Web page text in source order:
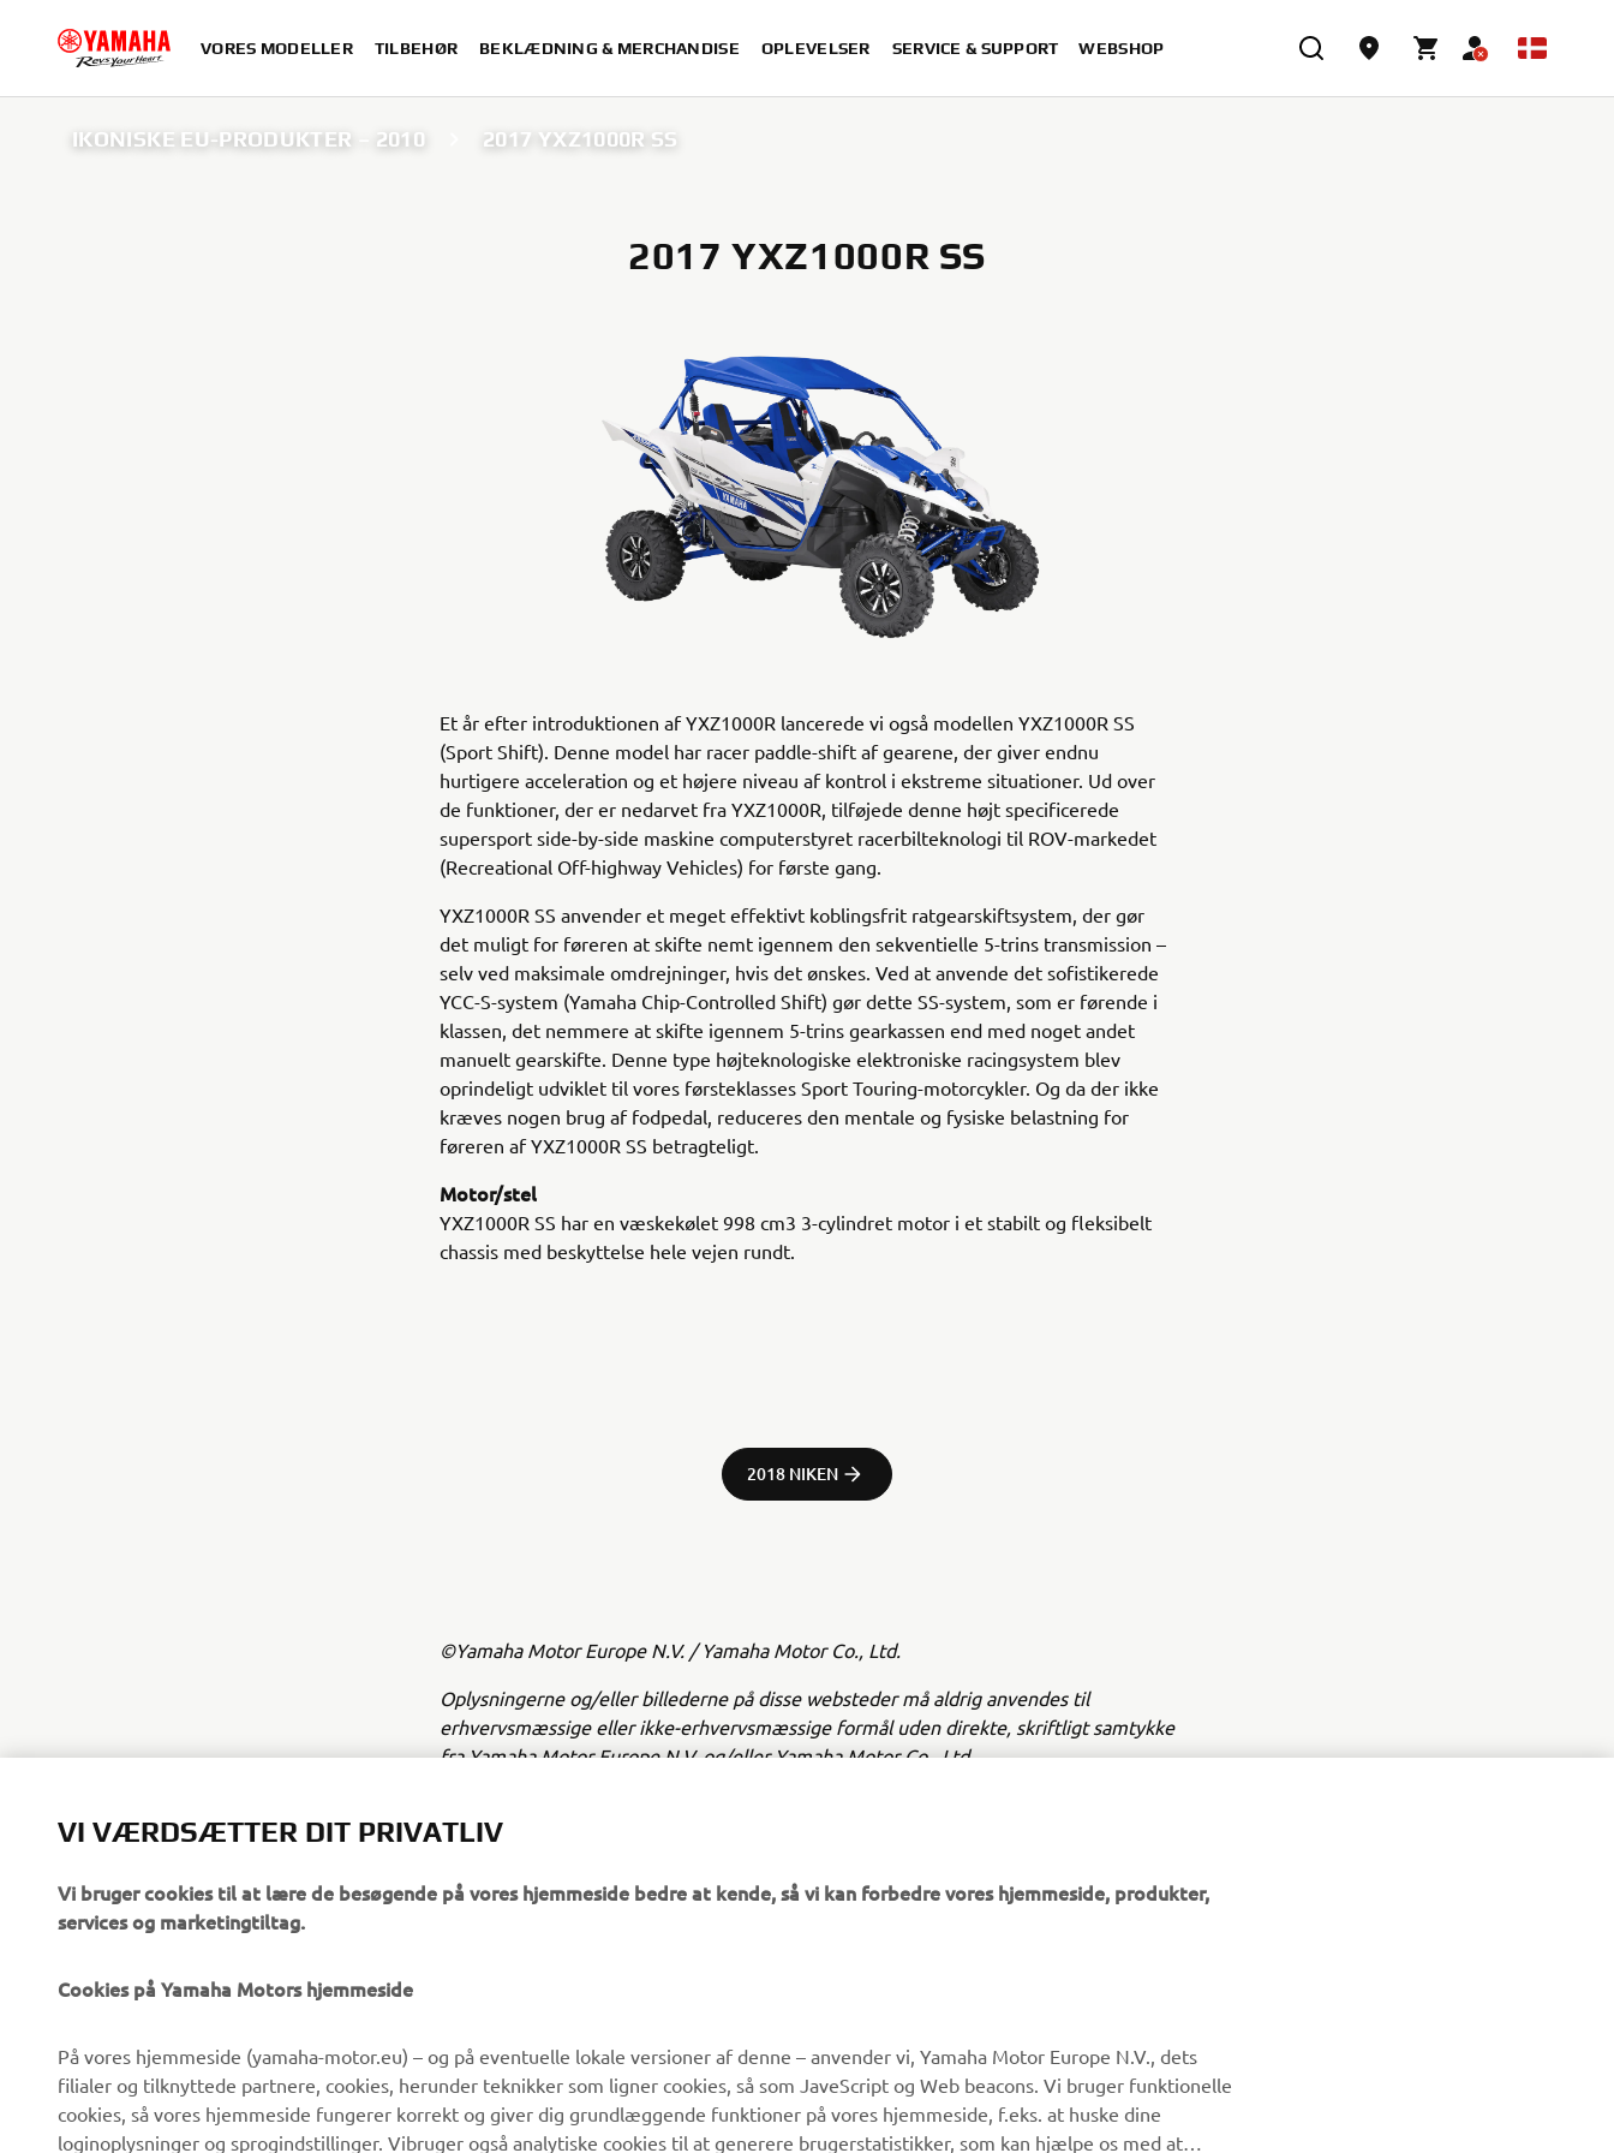
VORES MODELLER TILBEHØR BEKLÆDNING & MERCHANDISE OPLEVELSER SERVICE & SUPPORT WEBSHOP
IKONISKE EU-PRODUKTER – 2010 2017 YXZ1000R SS
2017 YXZ1000R SS
Et år efter introduktionen af YXZ1000R lancerede vi også modellen YXZ1000R SS
(Sport Shift). Denne model har racer paddle-shift af gearene, der giver endnu
hurtigere acceleration og et højere niveau af kontrol i ekstreme situationer. Ud over
de funktioner, der er nedarvet fra YXZ1000R, tilføjede denne højt specificerede
supersport side-by-side maskine computerstyret racerbilteknologi til ROV-markedet
(Recreational Off-highway Vehicles) for første gang.
YXZ1000R SS anvender et meget effektivt koblingsfrit ratgearskiftsystem, der gør
det muligt for føreren at skifte nemt igennem den sekventielle 5-trins transmission –
selv ved maksimale omdrejninger, hvis det ønskes. Ved at anvende det sofistikerede
YCC-S-system (Yamaha Chip-Controlled Shift) gør dette SS-system, som er førende i
klassen, det nemmere at skifte igennem 5-trins gearkassen end med noget andet
manuelt gearskifte. Denne type højteknologiske elektroniske racingsystem blev
oprindeligt udviklet til vores førsteklasses Sport Touring-motorcykler. Og da der ikke
kræves nogen brug af fodpedal, reduceres den mentale og fysiske belastning for
føreren af YXZ1000R SS betragteligt.
Motor/stel
YXZ1000R SS har en væskekølet 998 cm3 3-cylindret motor i et stabilt og fleksibelt
chassis med beskyttelse hele vejen rundt.
2018 NIKEN
©Yamaha Motor Europe N.V. / Yamaha Motor Co., Ltd.
Oplysningerne og/eller billederne på disse websteder må aldrig anvendes til
erhvervsmæssige eller ikke-erhvervsmæssige formål uden direkte, skriftligt samtykke
fra Yamaha Motor Europe N.V. og/eller Yamaha Motor Co., Ltd.
Om os
Nyheder
eBike systemer
Myndigheder
MyYamaha
Yamaha Music
Kundeservice
Reservedelskatalog
Vær den første til at få besked om de seneste tilbud, særlige
arrangementer, nye udgivelser og meget mere.
VI VÆRDSÆTTER DIT PRIVATLIV
Vi bruger cookies til at lære de besøgende på vores hjemmeside bedre at kende, så vi kan forbedre vores hjemmeside, produkter,
services og marketingtiltag.
Cookies på Yamaha Motors hjemmeside
På vores hjemmeside (yamaha-motor.eu) – og på eventuelle lokale versioner af denne – anvender vi, Yamaha Motor Europe N.V., dets
filialer og tilknyttede partnere, cookies, herunder teknikker som ligner cookies, så som JaveScript og Web beacons. Vi bruger funktionelle
cookies, så vores hjemmeside fungerer korrekt og giver dig grundlæggende funktioner på vores hjemmeside, f.eks. at huske dine
loginoplysninger og sprogindstillinger. Vibruger også analytiske cookies til at generere brugerstatistikker, som kan hjælpe os med at